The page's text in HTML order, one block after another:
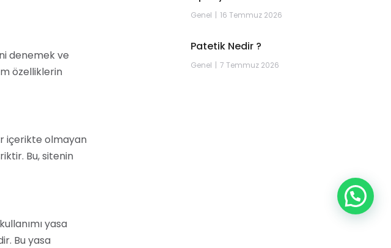
denemek ve
özelliklerin
içerikte olmayan
Bu, sitenin
yasa
Bu yasa
Genel 16 Temmuz 2026
Patetik Nedir ?
Genel 7 Temmuz 2026